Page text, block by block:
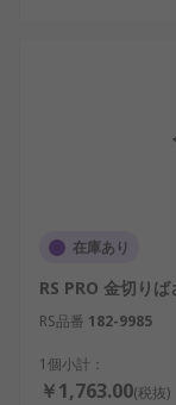
在庫あり
RS PRO 金切り
RS品番 182-9985
1個小計：
￥1,763.00(税抜)